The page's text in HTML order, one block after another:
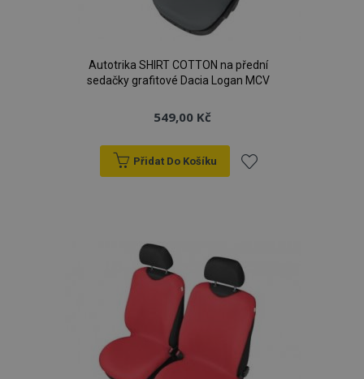
Autotrika SHIRT COTTON na přední
sedačky grafitové Dacia Logan MCV
549,00 Kč
Přidat Do Košíku
oblíbeným